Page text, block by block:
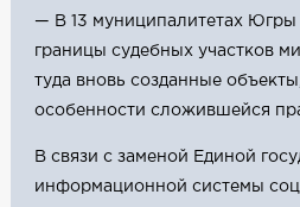
— В 13 муниципалитетах Югры
границы судебных участков
туда вновь созданные
особенности сложившейся
В связи с заменой Единой
информационной системы